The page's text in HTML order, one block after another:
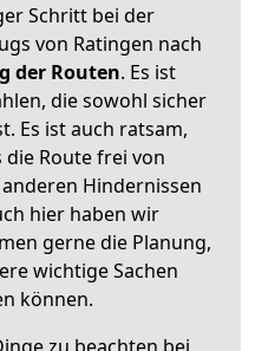
Schritt bei der
von Ratingen nach
der Routen. Es ist
die sowohl sicher
Es ist auch ratsam,
Route frei von
Hindernissen
hier haben wir
gerne die Planung,
wichtige Sachen
können.